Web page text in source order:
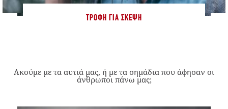
ΤΡΟΦΉ ΓΙΑ ΣΚΈΨΗ
Ακούμε με τα αυτιά μας, ή με τα σημάδια που άφησαν οι
άνθρωποι πάνω μας;